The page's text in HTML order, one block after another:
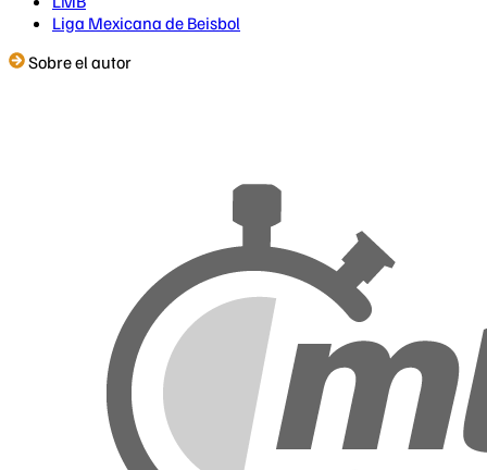
Liga Mexicana de Beisbol
Sobre el autor